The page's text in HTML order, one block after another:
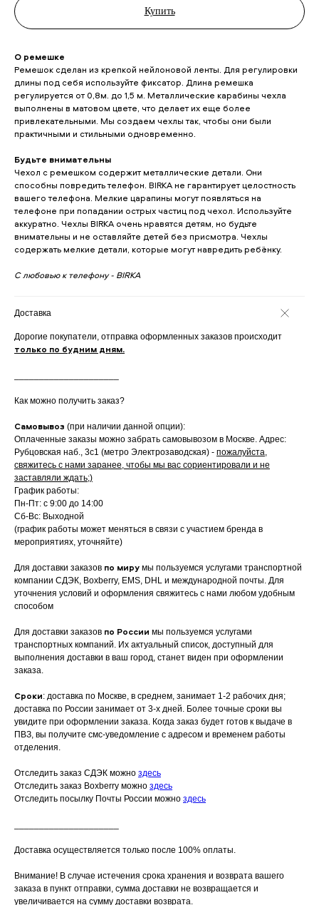
Купить
О ремешке
Ремешок сделан из крепкой нейлоновой ленты. Для регулировки
длины под себя используйте фиксатор. Длина ремешка
регулируется от 0,8м. до 1,5 м. Металлические карабины чехла
выполнены в матовом цвете, что делает их еще более
привлекательными. Мы создаем чехлы так, чтобы они были
практичными и стильными одновременно.
Будьте внимательны
Чехол с ремешком содержит металлические детали. Они
способны повредить телефон. BIRKA не гарантирует целостность
вашего телефона. Мелкие царапины могут появляться на
телефоне при попадании острых частиц под чехол. Используйте
аккуратно. Чехлы BIRKA очень нравятся детям, но будьте
внимательны и не оставляйте детей без присмотра. Чехлы
содержать мелкие детали, которые могут навредить ребёнку.
С любовью к телефону - BIRKA
Доставка
Дорогие покупатели, отправка оформленных заказов происходит
только по будним дням.
Как можно получить заказ?
Самовывоз (при наличии данной опции):
Оплаченные заказы можно забрать самовывозом в Москве. Адрес:
Рубцовская наб., 3с1 (метро Электрозаводская) - пожалуйста,
свяжитесь с нами заранее, чтобы мы вас сориентировали и не
заставляли ждать;)
График работы:
Пн-Пт: с 9:00 до 14:00
Сб-Вс: Выходной
(график работы может меняться в связи с участием бренда в
мероприятиях, уточняйте)
Для доставки заказов по миру мы пользуемся услугами транспортной
компании СДЭК, Boxberry, EMS, DHL и международной почты. Для
уточнения условий и оформления свяжитесь с нами любом удобным
способом
Для доставки заказов по России мы пользуемся услугами
транспортных компаний. Их актуальный список, доступный для
выполнения доставки в ваш город, станет виден при оформлении
заказа.
Сроки: доставка по Москве, в среднем, занимает 1-2 рабочих дня;
доставка по России занимает от 3-х дней. Более точные сроки вы
увидите при оформлении заказа. Когда заказ будет готов к выдаче в
ПВЗ, вы получите смс-уведомление с адресом и временем работы
отделения.
Отследить заказ СДЭК можно здесь
Отследить заказ Boxberry можно здесь
Отследить посылку Почты России можно здесь
Доставка осуществляется только после 100% оплаты.
Внимание! В случае истечения срока хранения и возврата вашего
заказа в пункт отправки, сумма доставки не возвращается и
увеличивается на сумму доставки возврата.